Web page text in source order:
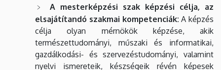
A mesterképzési szak képzési célja, az
elsajátítandó szakmai kompetenciák: A képzés
célja olyan mérnökök képzése, akik
természettudományi, műszaki és informatikai,
gazdálkodási- és szervezéstudományi, valamint
nyelvi ismereteik, készségeik révén képesek